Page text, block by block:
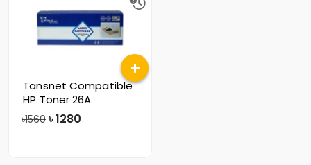
Tansnet Compatible
HP Toner 26A
৳1560 ৳1280